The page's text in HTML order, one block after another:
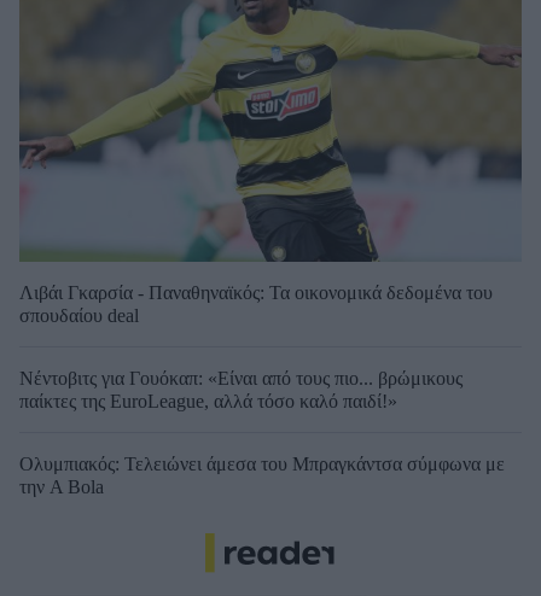
Λιβάι Γκαρσία - Παναθηναϊκός: Τα οικονομικά δεδομένα του
σπουδαίου deal
Νέντοβιτς για Γουόκαπ: «Είναι από τους πιο... βρώμικους
παίκτες της EuroLeague, αλλά τόσο καλό παιδί!»
Ολυμπιακός: Τελειώνει άμεσα του Μπραγκάντσα σύμφωνα με
την A Bola